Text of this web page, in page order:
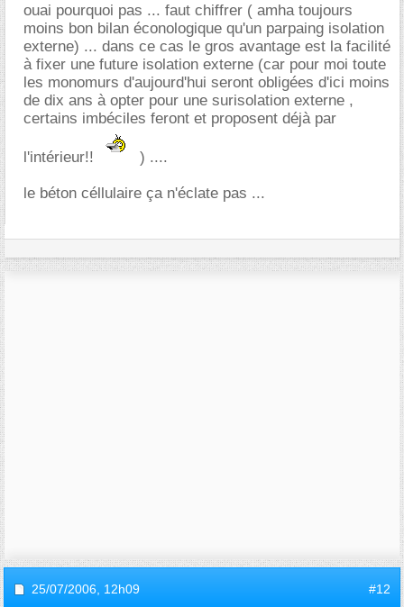
ouai pourquoi pas ... faut chiffrer ( amha toujours
moins bon bilan éconologique qu'un parpaing isolation
externe) ... dans ce cas le gros avantage est la facilité
à fixer une future isolation externe (car pour moi toute
les monomurs d'aujourd'hui seront obligées d'ici moins
de dix ans à opter pour une surisolation externe ,
certains imbéciles feront et proposent déjà par
l'intérieur!! ) ....
le béton céllulaire ça n'éclate pas ...
25/07/2006, 12h09 #12